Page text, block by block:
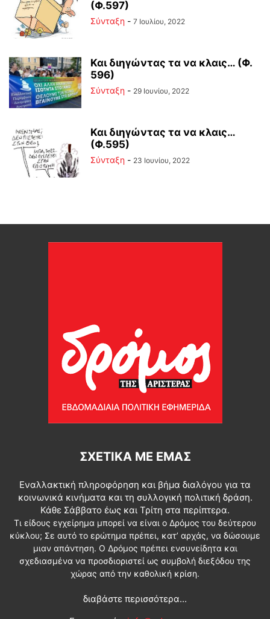
(Φ.597)
Σύνταξη - 7 Ιουλίου, 2022
Και διηγώντας τα να κλαις… (Φ.
596)
Σύνταξη - 29 Ιουνίου, 2022
Και διηγώντας τα να κλαις…
(Φ.595)
Σύνταξη - 23 Ιουνίου, 2022
ΣΧΕΤΙΚΆ ΜΕ ΕΜΆΣ
Εναλλακτική πληροφόρηση και βήμα διαλόγου για τα
κοινωνικά κινήματα και τη συλλογική πολιτική δράση.
Κάθε Σάββατο έως και Τρίτη στα περίπτερα.
Τι είδους εγχείρημα μπορεί να είναι ο Δρόμος του δεύτερου
κύκλου; Σε αυτό το ερώτημα πρέπει, κατ’ αρχάς, να δώσουμε
μιαν απάντηση. Ο Δρόμος πρέπει ενσυνείδητα και
σχεδιασμένα να προσδιοριστεί ως συμβολή διεξόδου της
χώρας από την καθολική κρίση.
διαβάστε περισσότερα...